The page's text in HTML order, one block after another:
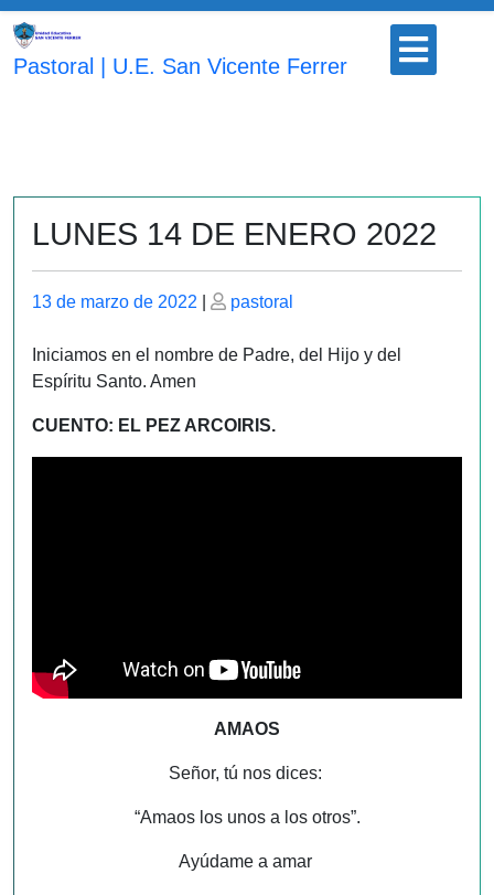
Saltar
contenido
Pastoral | U.E. San Vicente Ferrer
Botón
abrir
LUNES 14 DE ENERO 2022
Publicado
13 de marzo de 2022
Publicado
pastoral
Iniciamos en el nombre de Padre, del Hijo y del
Espíritu Santo. Amen
CUENTO: EL PEZ ARCOIRIS.
AMAOS
Señor, tú nos dices:
“Amaos los unos a los otros”.
Ayúdame a amar